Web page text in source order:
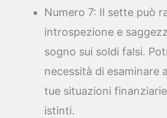
Numero 7: Il sette può
introspezione e
sogno sui soldi falsi.
necessità di esaminare
tue situazioni
istinti.